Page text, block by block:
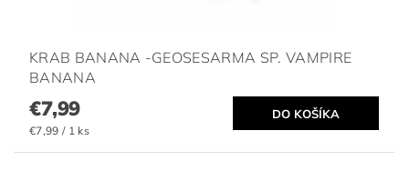
KRAB BANANA -GEOSESARMA SP. VAMPIRE
BANANA
€7,99
€7,99 / 1 ks